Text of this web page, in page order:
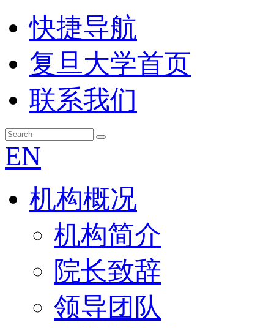
快捷导航
复旦大学首页
联系我们
EN
机构概况
机构简介
院长致辞
领导团队